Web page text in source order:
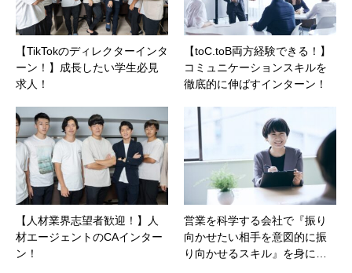
【TikTokのディレクターインタ
ーン！】成長したい学生必見
求人！
【toC.toB両方経験できる！】
コミュニケーションスキルを
徹底的に伸ばすインターン！
【人材業界志望者歓迎！】人
材エージェントのCAインター
ン！
営業を科学する会社で『振り
向かせたい相手を意図的に振
り向かせるスキル』を身に…